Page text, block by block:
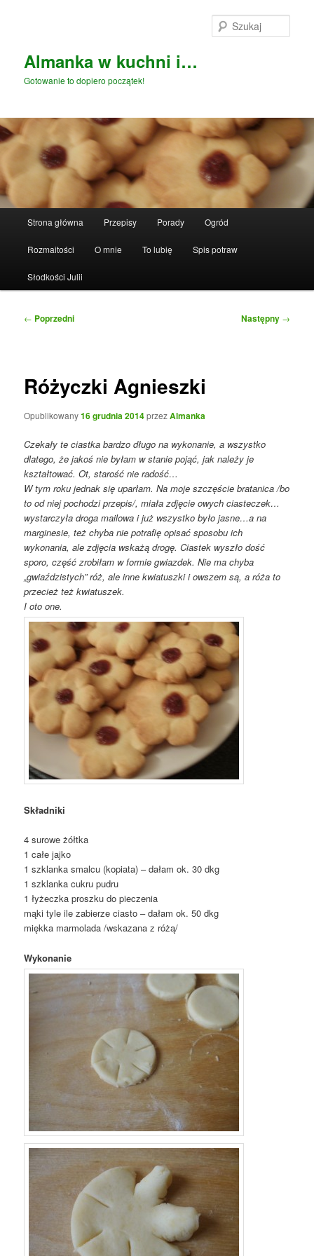
Almanka w kuchni i…
Gotowanie to dopiero początek!
Strona główna Przepisy Porady Ogród
Rozmaitości O mnie To lubię Spis potraw
Słodkości Julii
Nawigacja
← Poprzedni Następny →
Różyczki Agnieszki
Opublikowany16 grudnia 2014przezAlmanka
Czekały te ciastka bardzo długo na wykonanie, a wszystko
dlatego, że jakoś nie byłam w stanie pojąć, jak należy je
kształtować. Ot, starość nie radość…
W tym roku jednak się uparłam. Na moje szczęście bratanica /bo
to od niej pochodzi przepis/, miała zdjęcie owych ciasteczek…
wystarczyła droga mailowa i już wszystko było jasne…a na
marginesie, też chyba nie potrafię opisać sposobu ich
wykonania, ale zdjęcia wskażą drogę. Ciastek wyszło dość
sporo, część zrobiłam w formie gwiazdek. Nie ma chyba
„gwiaździstych” róż, ale inne kwiatuszki i owszem są, a róża to
przecież też kwiatuszek.
I oto one.
Składniki
4 surowe żółtka
1 całe jajko
1 szklanka smalcu (kopiata) – dałam ok. 30 dkg
1 szklanka cukru pudru
1 łyżeczka proszku do pieczenia
mąki tyle ile zabierze ciasto – dałam ok. 50 dkg
miękka marmolada /wskazana z różą/
Wykonanie